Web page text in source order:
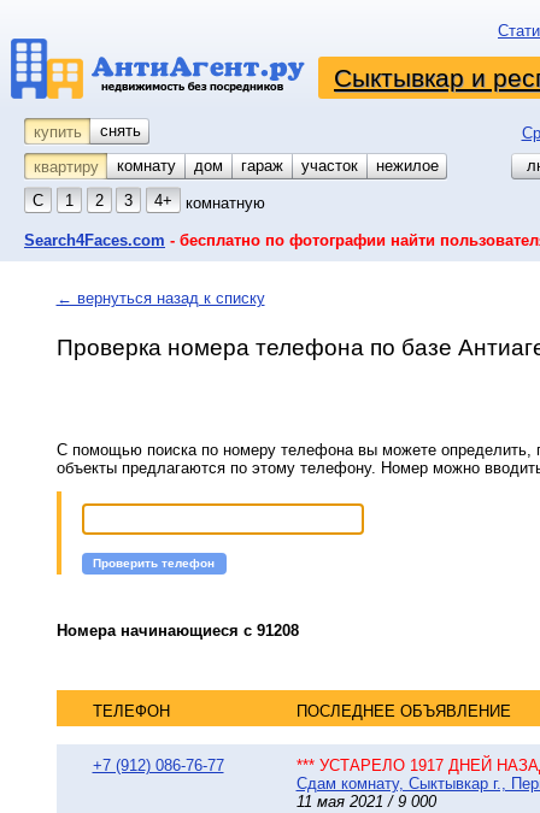
Сыктывкар и
купить снять
квартиру
комнату койко-место
дом гараж участок
нежилое
С
1 2 3 4+ комнатную
Search4Faces.com - бесплатно по фотографии найти
← вернуться назад к списку
Проверка номера телефона по базе
С помощью поиска по номеру телефона вы можете определить,
объекты предлагаются по этому телефону. Номер можно
Проверить телефон
Номера начинающиеся с 91208
ТЕЛЕФОН ПОСЛЕДНЕЕ ОБЪЯВЛЕНИЕ
+7 (912) 086-76-77
*** УСТАРЕЛО 1917 ДНЕЙ
Сдам комнату, Сыктывкар г.,
11 мая 2021 / 9 000